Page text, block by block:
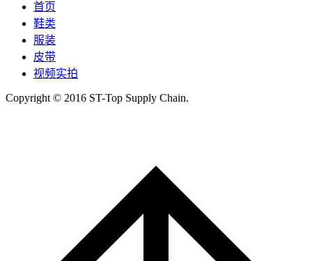
首页
鞋类
服装
皮带
视频实拍
Copyright © 2016 ST-Top Supply Chain.